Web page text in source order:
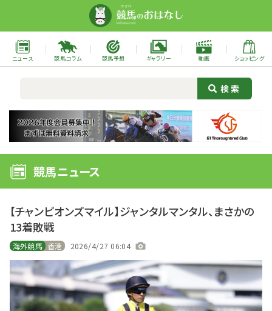
ニュース 競馬コラム 競馬予想 ギャラリー 動画 ショッピング
競馬ニュース
【チャンピオンズマイル】ジャンタルマンタル、まさかの
13着敗戦
海外競馬 香港 2026/4/27 06:04